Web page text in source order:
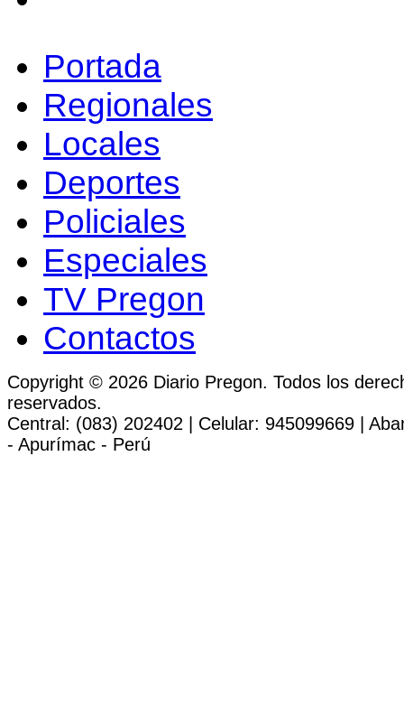
Portada
Regionales
Locales
Deportes
Policiales
Especiales
TV Pregon
Contactos
Copyright © 2026 Diario Pregon. Todos los
reservados.
Central: (083) 202402 | Celular: 945099669 |
- Apurímac - Perú